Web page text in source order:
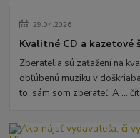
29.04.2026
Kvalitné CD a kazetové
Zberatelia sú zaťažení na
obľúbenú muziku v
to, sám som zberateľ. A ...